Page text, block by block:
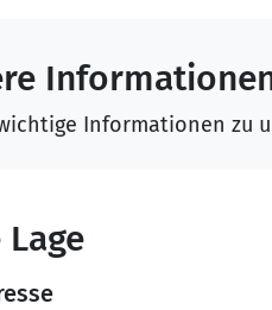
Informationen zu
Lage